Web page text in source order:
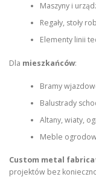
Maszyny i
Regały, stoły
Elementy linii
Dla mieszkańców:
Bramy
Balustrady
Altany, wiaty,
Meble
Custom metal
projektów bez